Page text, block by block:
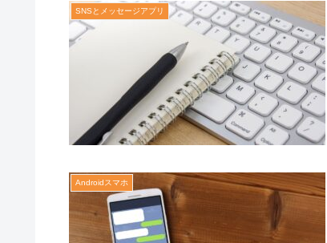
SNSとメッセージアプリ
Androidスマホ